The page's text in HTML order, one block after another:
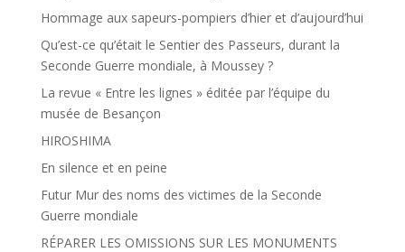
Hommage aux sapeurs-pompiers d’hier et d’aujourd’hui
Qu’est-ce qu’était le Sentier des Passeurs, durant la
Seconde Guerre mondiale, à Moussey ?
La revue « Entre les lignes » éditée par l’équipe du
musée de Besançon
HIROSHIMA
En silence et en peine
Futur Mur des noms des victimes de la Seconde
Guerre mondiale
RÉPARER LES OMISSIONS SUR LES MONUMENTS